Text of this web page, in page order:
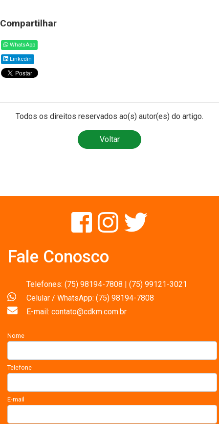
Compartilhar
WhatsApp
Linkedin
Todos os direitos reservados ao(s) autor(es) do artigo.
Voltar
Fale Conosco
Telefones: (75) 98194-7808 | (75) 99121-3021
Celular / WhatsApp: (75) 98194-7808
E-mail: contato@cdkm.com.br
Nome
Telefone
E-mail